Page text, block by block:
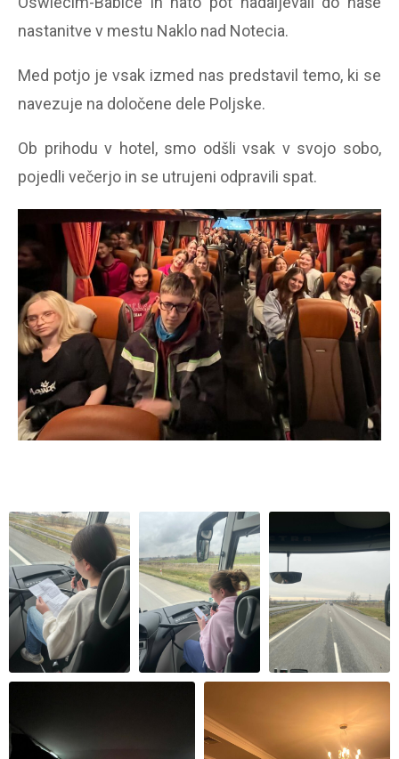
nastanitve v mestu Naklo nad Notecia.
Med potjo je vsak izmed nas predstavil temo, ki se
navezuje na določene dele Poljske.
Ob prihodu v hotel, smo odšli vsak v svojo sobo,
pojedli večerjo in se utrujeni odpravili spat.